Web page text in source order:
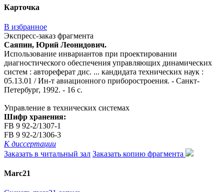
Карточка
В избранное
Экспресс-заказ фрагмента
Саяпин, Юрий Леонидович.
Использование инвариантов при проектировании
диагностического обеспечения управляющих динамических
систем : автореферат дис. ... кандидата технических наук :
05.13.01 / Ин-т авиационного приборостроения. - Санкт-
Петербург, 1992. - 16 с.
Управление в технических системах
Шифр хранения:
FB 9 92-2/1307-1
FB 9 92-2/1306-3
К диссертации
Заказать в читальный зал Заказать копию фрагмента
Marc21